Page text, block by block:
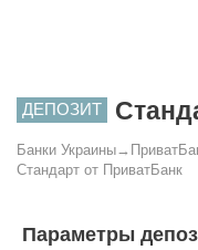
ДЕПОЗИТ
Банки Украины→
Стандарт от ПриватБанк
Параметры